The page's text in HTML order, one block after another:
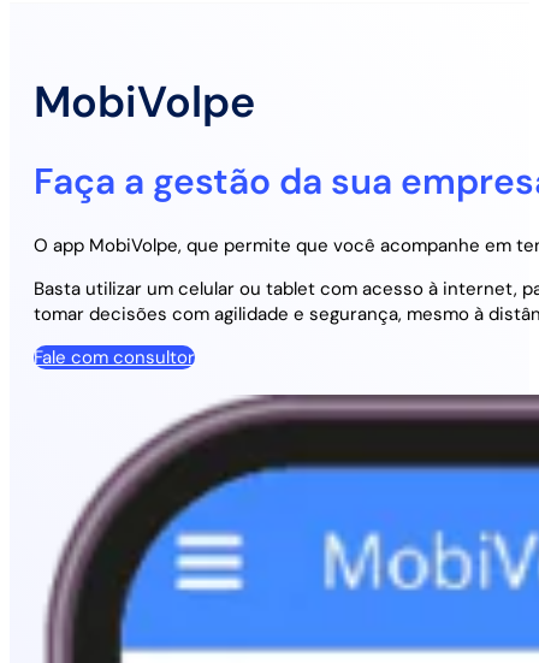
MobiVolpe
Faça a gestão da sua
O app MobiVolpe, que permite que você acompanhe em
Basta utilizar um celular ou tablet com acesso à internet,
tomar decisões com agilidade e segurança, mesmo à
Fale com consultor